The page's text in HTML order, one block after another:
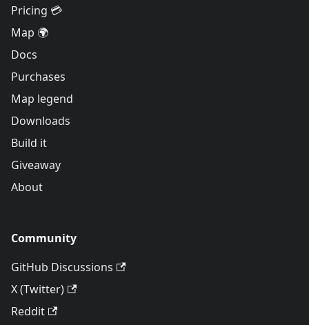
Pricing 💳
Map 🌍
Docs
Purchases
Map legend
Downloads
Build it
Giveaway
About
Community
GitHub Discussions
X (Twitter)
Reddit